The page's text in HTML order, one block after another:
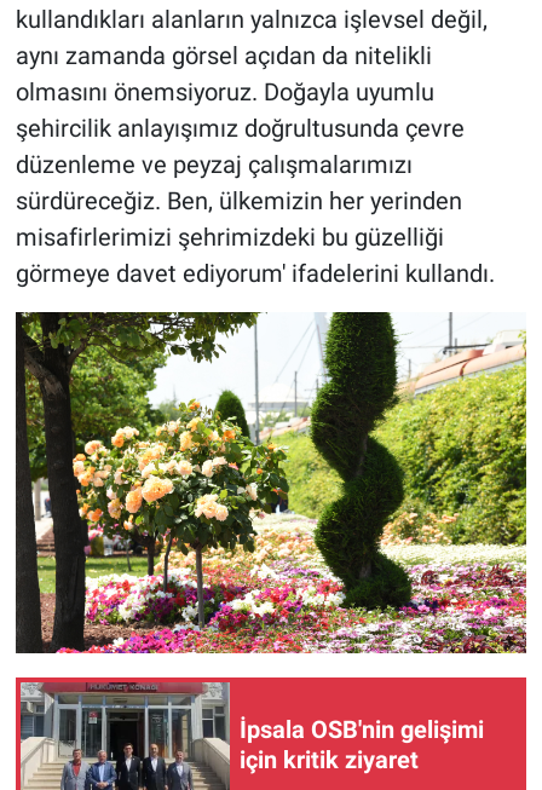
kullandıkları alanların yalnızca işlevsel değil,
aynı zamanda görsel açıdan da nitelikli
olmasını önemsiyoruz. Doğayla uyumlu
şehircilik anlayışımız doğrultusunda çevre
düzenleme ve peyzaj çalışmalarımızı
sürdüreceğiz. Ben, ülkemizin her yerinden
misafirlerimizi şehrimizdeki bu güzelliği
görmeye davet ediyorum' ifadelerini kullandı.
İpsala OSB'nin gelişimi
için kritik ziyaret